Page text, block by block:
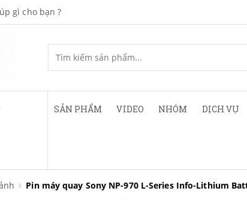
gì cho bạn ?
SẢN PHẨM VIDEO NHÓM DỊCH VỤ
Pin máy quay Sony NP-970 L-Series Info-Lithium